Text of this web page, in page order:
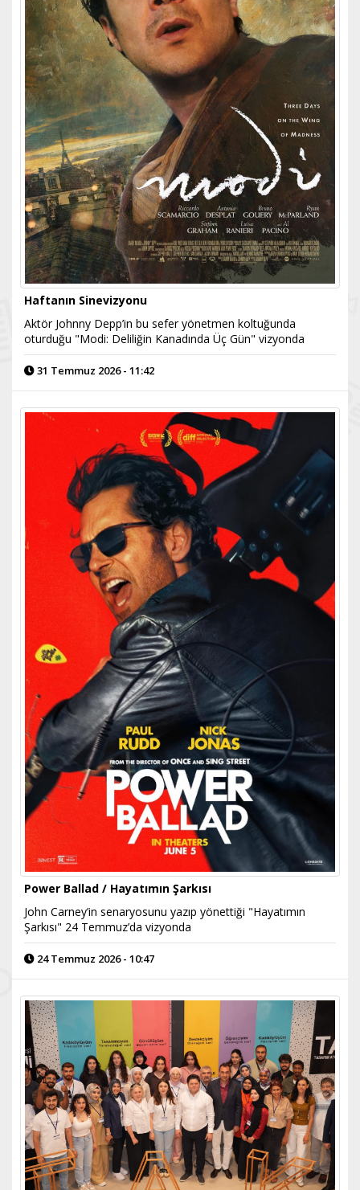
Haftanın Sinevizyonu
Aktör Johnny Depp’in bu sefer yönetmen koltuğunda
oturduğu "Modi: Deliliğin Kanadında Üç Gün" vizyonda
31 Temmuz 2026 - 11:42
Power Ballad / Hayatımın Şarkısı
John Carney’in senaryosunu yazıp yönettiği "Hayatımın
Şarkısı" 24 Temmuz’da vizyonda
24 Temmuz 2026 - 10:47